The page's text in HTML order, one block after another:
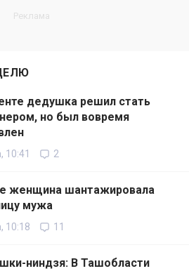
дедушка решил стать
но был вовремя
10:41 2
женщина шантажировала
мужа
10:18 11
ниндзя: В Ташобласти